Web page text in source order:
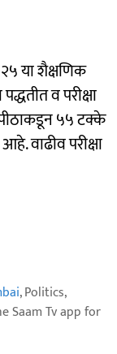
या शैक्षणिक
व परीक्षा
५५ टक्के
वाढीव परीक्षा
, Politics,
Saam Tv app for